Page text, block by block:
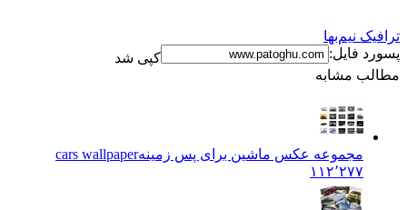
ترافیک نیم‌بها
پسورد فایل:
کپی شد
مطالب مشابه
مجموعه عکس ماشین برای پس زمینهcars wallpaper
۱۱۲٬۲۷۷